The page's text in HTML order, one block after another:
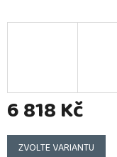
6 818 Kč
Měrná
cena:
ZVOLTE VARIANTU